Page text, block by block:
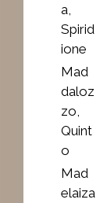
a,
Spirid
ione
Mad
daloz
zo,
Quint
o
Mad
elaiza